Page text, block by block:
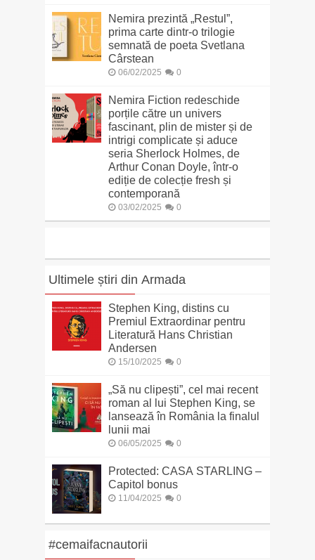
Nemira prezintă „Restul”,
prima carte dintr-o trilogie
semnată de poeta Svetlana
Cârstean
06/02/2025 0
Nemira Fiction redeschide
porțile către un univers
fascinant, plin de mister și de
intrigi complicate și aduce
seria Sherlock Holmes, de
Arthur Conan Doyle, într-o
ediție de colecție fresh și
contemporană
03/02/2025 0
Ultimele știri din Armada
Stephen King, distins cu
Premiul Extraordinar pentru
Literatură Hans Christian
Andersen
15/10/2025 0
„Să nu clipești”, cel mai recent
roman al lui Stephen King, se
lansează în România la finalul
lunii mai
06/05/2025 0
Protected: CASA STARLING –
Capitol bonus
11/04/2025 0
#cemaifacnautorii